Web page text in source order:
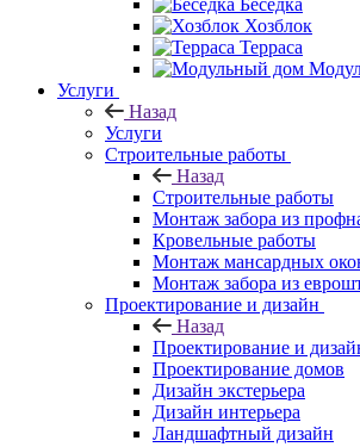
Беседка
Хозблок
Терраса
Услуги
Назад
Услуги
Строительные работы
Назад
Строительные работы
Монтаж забора из
Кровельные работы
Монтаж мансардных
Монтаж забора из
Проектирование и дизайн
Назад
Проектирование и
Проектирование домов
Дизайн экстерьера
Дизайн интерьера
Ландшафтный дизайн